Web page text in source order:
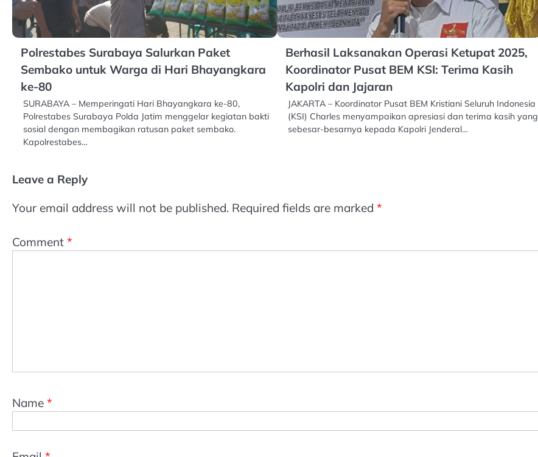
Polrestabes Surabaya Salurkan Paket
Sembako untuk Warga di Hari Bhayangkara
ke-80
SURABAYA – Memperingati Hari Bhayangkara ke-80,
Polrestabes Surabaya Polda Jatim menggelar kegiatan bakti
sosial dengan membagikan ratusan paket sembako.
Kapolrestabes…
Berhasil Laksanakan Operasi Ketupat 2025,
Koordinator Pusat BEM KSI: Terima Kasih
Kapolri dan Jajaran
JAKARTA – Koordinator Pusat BEM Kristiani Seluruh Indonesia
(KSI) Charles menyampaikan apresiasi dan terima kasih yang
sebesar-besarnya kepada Kapolri Jenderal…
Leave a Reply
Your email address will not be published. Required fields are marked *
Comment *
Name *